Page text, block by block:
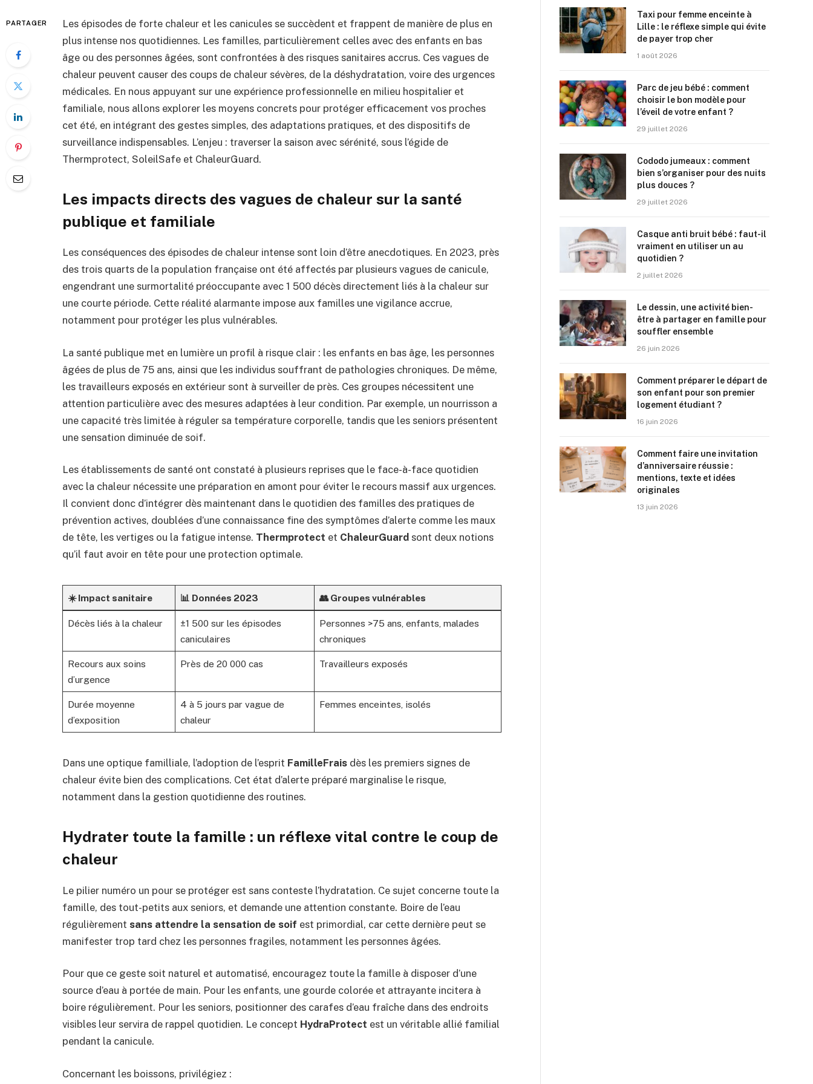
PARTAGER
Les épisodes de forte chaleur et les canicules se succèdent et frappent de manière de plus en
plus intense nos quotidiennes. Les familles, particulièrement celles avec des enfants en bas
âge ou des personnes âgées, sont confrontées à des risques sanitaires accrus. Ces vagues de
chaleur peuvent causer des coups de chaleur sévères, de la déshydratation, voire des urgences
médicales. En nous appuyant sur une expérience professionnelle en milieu hospitalier et
familiale, nous allons explorer les moyens concrets pour protéger efficacement vos proches
cet été, en intégrant des gestes simples, des adaptations pratiques, et des dispositifs de
surveillance indispensables. L’enjeu : traverser la saison avec sérénité, sous l’égide de
Thermprotect, SoleilSafe et ChaleurGuard.
Les impacts directs des vagues de chaleur sur la santé
publique et familiale
Les conséquences des épisodes de chaleur intense sont loin d’être anecdotiques. En 2023, près
des trois quarts de la population française ont été affectés par plusieurs vagues de canicule,
engendrant une surmortalité préoccupante avec 1 500 décès directement liés à la chaleur sur
une courte période. Cette réalité alarmante impose aux familles une vigilance accrue,
notamment pour protéger les plus vulnérables.
La santé publique met en lumière un profil à risque clair : les enfants en bas âge, les personnes
âgées de plus de 75 ans, ainsi que les individus souffrant de pathologies chroniques. De même,
les travailleurs exposés en extérieur sont à surveiller de près. Ces groupes nécessitent une
attention particulière avec des mesures adaptées à leur condition. Par exemple, un nourrisson a
une capacité très limitée à réguler sa température corporelle, tandis que les seniors présentent
une sensation diminuée de soif.
Les établissements de santé ont constaté à plusieurs reprises que le face-à-face quotidien
avec la chaleur nécessite une préparation en amont pour éviter le recours massif aux urgences.
Il convient donc d’intégrer dès maintenant dans le quotidien des familles des pratiques de
prévention actives, doublées d’une connaissance fine des symptômes d’alerte comme les maux
de tête, les vertiges ou la fatigue intense. Thermprotect et ChaleurGuard sont deux notions
qu’il faut avoir en tête pour une protection optimale.
☀️ Impact sanitaire 📊 Données 2023 👥 Groupes vulnérables
Décès liés à la chaleur
±1 500 sur les épisodes
caniculaires
Personnes >75 ans, enfants, malades
chroniques
Recours aux soins
d’urgence
Près de 20 000 cas Travailleurs exposés
Durée moyenne
d’exposition
4 à 5 jours par vague de
chaleur
Femmes enceintes, isolés
Dans une optique familliale, l’adoption de l’esprit FamilleFrais dès les premiers signes de
chaleur évite bien des complications. Cet état d’alerte préparé marginalise le risque,
notamment dans la gestion quotidienne des routines.
Hydrater toute la famille : un réflexe vital contre le coup de
chaleur
Le pilier numéro un pour se protéger est sans conteste l’hydratation. Ce sujet concerne toute la
famille, des tout-petits aux seniors, et demande une attention constante. Boire de l’eau
régulièrement sans attendre la sensation de soif est primordial, car cette dernière peut se
manifester trop tard chez les personnes fragiles, notamment les personnes âgées.
Pour que ce geste soit naturel et automatisé, encouragez toute la famille à disposer d’une
source d’eau à portée de main. Pour les enfants, une gourde colorée et attrayante incitera à
boire régulièrement. Pour les seniors, positionner des carafes d’eau fraîche dans des endroits
visibles leur servira de rappel quotidien. Le concept HydraProtect est un véritable allié familial
pendant la canicule.
Concernant les boissons, privilégiez :
Taxi pour femme enceinte à
Lille : le réflexe simple qui évite
de payer trop cher
1 août 2026
Parc de jeu bébé : comment
choisir le bon modèle pour
l’éveil de votre enfant ?
29 juillet 2026
Cododo jumeaux : comment
bien s’organiser pour des nuits
plus douces ?
29 juillet 2026
Casque anti bruit bébé : faut-il
vraiment en utiliser un au
quotidien ?
2 juillet 2026
Le dessin, une activité bien-
être à partager en famille pour
souffler ensemble
26 juin 2026
Comment préparer le départ de
son enfant pour son premier
logement étudiant ?
16 juin 2026
Comment faire une invitation
d’anniversaire réussie :
mentions, texte et idées
originales
13 juin 2026